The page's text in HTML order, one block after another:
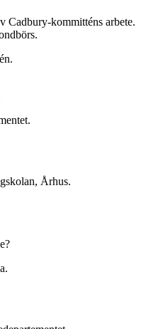
Cadbury-kommitténs arbete.
Århus.